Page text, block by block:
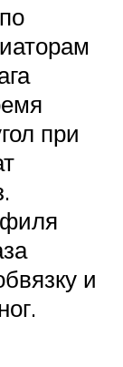
при
и